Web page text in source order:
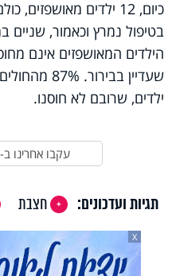
בטיפול נמרץ וכאמור,
הילדים המאושפזים אינם
שעדיין
ילדים, שרובם לא חוסנו.
עקבו אחרינו ב-
תגיות ועדכונים: חצבת
X